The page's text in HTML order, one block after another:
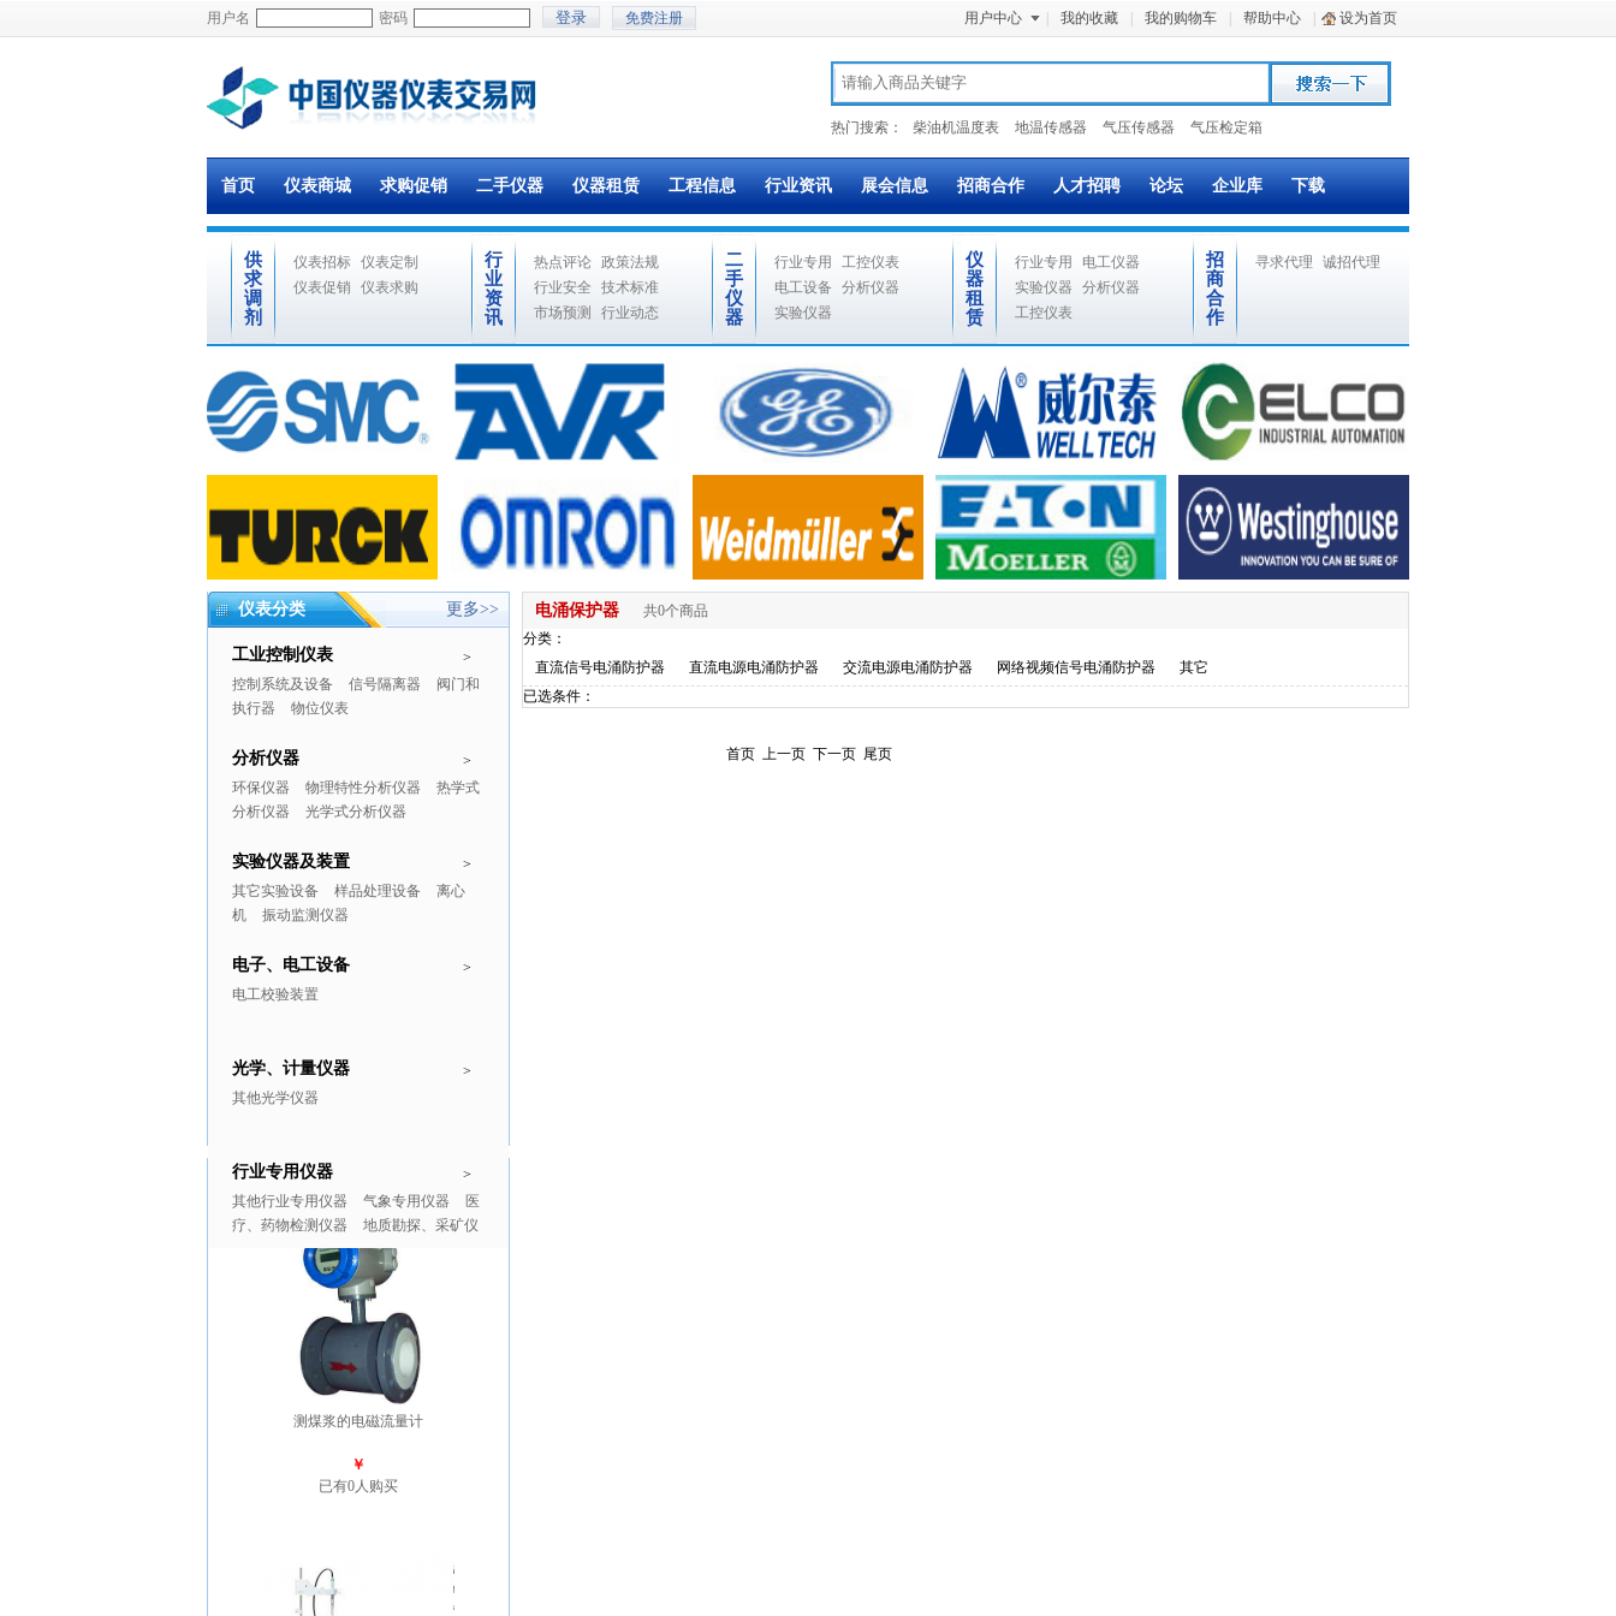
用户名 密码 免费注册 用户中心 我的收藏 我的购物车 帮助中心 设为首页
热门搜索： 柴油机温度表 地温传感器 气压传感器 气压检定箱
首页 仪表商城 求购促销 二手仪器 仪器租赁 工程信息 行业资讯 展会信息 招商合作 人才招聘 论坛 企业库 下载
供
求
调
剂
仪表招标 仪表定制
仪表促销
仪表求购
行
业
资
讯
热点评论 政策法规
行业安全
技术标准
市场预测
行业动态
二
手
仪
器
行业专用
工控仪表
电工设备
分析仪器
实验仪器
仪
器
租
赁
行业专用
电工仪器
实验仪器
分析仪器
工控仪表
招
商
合
作
寻求代理 诚招代理
仪表分类 更多>>
>
工业控制仪表
控制系统及设备 信号隔离器
阀门和
执行器
物位仪表
>
分析仪器
环保仪器 物理特性分析仪器
热学式
分析仪器
光学式分析仪器
>
实验仪器及装置
其它实验设备 样品处理设备
离心
机
振动监测仪器
>
电子、电工设备
电工校验装置
>
光学、计量仪器
其他光学仪器
>
行业专用仪器
其他行业专用仪器 气象专用仪器
医
疗、药物检测仪器
地质勘探、采矿仪
推广商品 更多>>
测煤浆的电磁流量计
￥
已有0人购买
电涌保护器
共0个商品
分类：
直流信号电涌防护器
直流电源电涌防护器 交流电源电涌防护器 网络视频信号电涌防护器
其它
已选条件：
首页 上一页 下一页 尾页